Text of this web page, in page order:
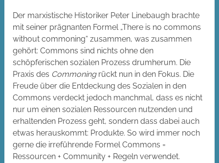
Der marxistische Historiker Peter Linebaugh brachte
mit seiner prägnanten Formel „There is no commons
without commoning“ zusammen, was zusammen
gehört: Commons sind nichts ohne den
schöpferischen sozialen Prozess drumherum. Die
Praxis des Commoningrückt nun in den Fokus. Die
Freude über die Entdeckung des Sozialen in den
Commons verdeckt jedoch manchmal, dass es nicht
nur um einen sozialen Ressourcen nutzenden und
erhaltenden Prozess geht, sondern dass dabei auch
etwas herauskommt: Produkte. So wird immer noch
gerne die irreführende Formel Commons =
Ressourcen + Community + Regeln verwendet.